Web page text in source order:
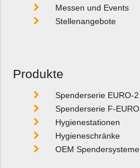
Messen und Events
Stellenangebote
Produkte
Spenderserie EURO-2
Spenderserie F-EURO
Hygienestationen
Hygieneschränke
OEM Spendersysteme